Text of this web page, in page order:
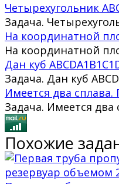
Четырехугольник
Задача.
На координатной
На координатной
Дан куб
Задача. Дан куб
Имеется два
Задача. Имеется
Похожие